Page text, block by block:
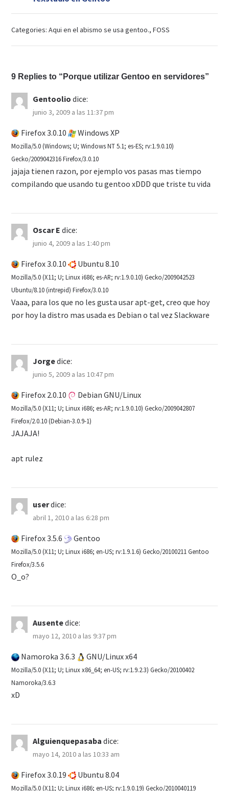
Categories:Aqui en el abismo se usa gentoo.,FOSS
9 Replies to “Porque utilizar Gentoo en servidores”
Gentoolio dice:
junio 3, 2009 a las 11:37 pm
Firefox 3.0.10 Windows XP
Mozilla/5.0 (Windows; U; Windows NT 5.1; es-ES; rv:1.9.0.10)
Gecko/2009042316 Firefox/3.0.10
jajaja tienen razon, por ejemplo vos pasas mas tiempo
compilando que usando tu gentoo xDDD que triste tu vida
Oscar E dice:
junio 4, 2009 a las 1:40 pm
Firefox 3.0.10 Ubuntu 8.10
Mozilla/5.0 (X11; U; Linux i686; es-AR; rv:1.9.0.10) Gecko/2009042523
Ubuntu/8.10 (intrepid) Firefox/3.0.10
Vaaa, para los que no les gusta usar apt-get, creo que hoy
por hoy la distro mas usada es Debian o tal vez Slackware
Jorgedice:
junio 5, 2009 a las 10:47 pm
Firefox 2.0.10 Debian GNU/Linux
Mozilla/5.0 (X11; U; Linux i686; es-AR; rv:1.9.0.10) Gecko/2009042807
Firefox/2.0.10 (Debian-3.0.9-1)
JAJAJA!
apt rulez
userdice:
abril 1, 2010 a las 6:28 pm
Firefox 3.5.6 Gentoo
Mozilla/5.0 (X11; U; Linux i686; en-US; rv:1.9.1.6) Gecko/20100211 Gentoo
Firefox/3.5.6
O_o?
Ausentedice:
mayo 12, 2010 a las 9:37 pm
Namoroka 3.6.3 GNU/Linux x64
Mozilla/5.0 (X11; U; Linux x86_64; en-US; rv:1.9.2.3) Gecko/20100402
Namoroka/3.6.3
xD
Alguienquepasaba dice:
mayo 14, 2010 a las 10:33 am
Firefox 3.0.19 Ubuntu 8.04
Mozilla/5.0 (X11; U; Linux i686; en-US; rv:1.9.0.19) Gecko/2010040119